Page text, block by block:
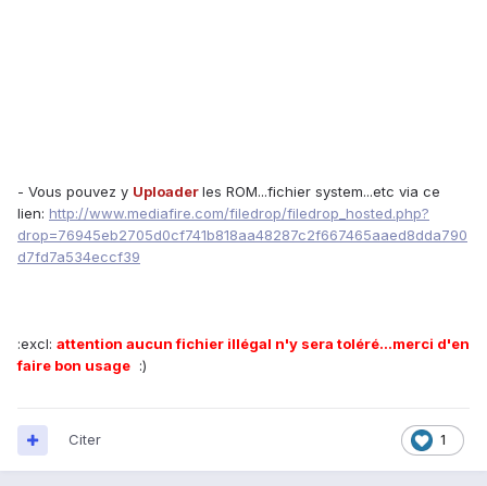
- Vous pouvez y Uploaderles ROM...fichier system...etc via ce
lien: http://www.mediafire.com/filedrop/filedrop_hosted.php?
drop=76945eb2705d0cf741b818aa48287c2f667465aaed8dda790
d7fd7a534eccf39
:excl: attention aucun fichier illégal n'y sera toléré...merci d'en
faire bon usage :)
1
Citer